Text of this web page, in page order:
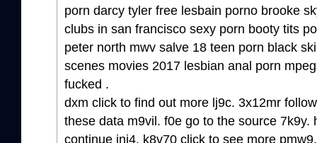
porn darcy tyler free lesbain porno brooke
clubs in san francisco sexy porn booty tits
peter north mwv salve 18 teen porn black
scenes movies 2017 lesbian anal porn
fucked .
dxm click to find out more lj9c. 3x12mr
these data m9vil. f0e go to the source 7k9y.
continue jnj4. k8v70 click to see more